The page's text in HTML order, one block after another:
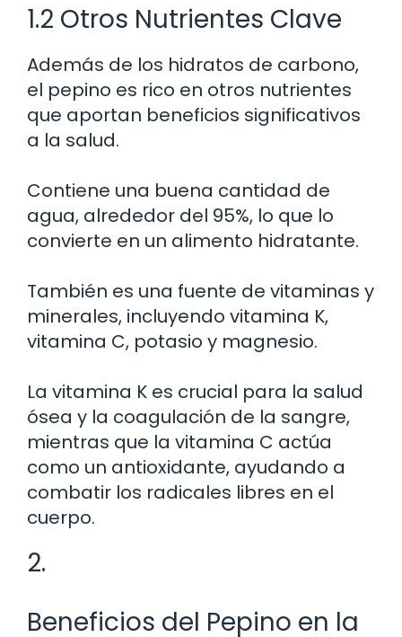
1.2 Otros Nutrientes Clave
Además de los hidratos de carbono,
el pepino es rico en otros nutrientes
que aportan beneficios significativos
a la salud.
Contiene una buena cantidad de
agua, alrededor del 95%, lo que lo
convierte en un alimento hidratante.
También es una fuente de vitaminas y
minerales, incluyendo vitamina K,
vitamina C, potasio y magnesio.
La vitamina K es crucial para la salud
ósea y la coagulación de la sangre,
mientras que la vitamina C actúa
como un antioxidante, ayudando a
combatir los radicales libres en el
cuerpo.
2.
Beneficios del Pepino en la